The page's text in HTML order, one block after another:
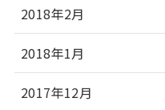
2018年2月
2018年1月
2017年12月